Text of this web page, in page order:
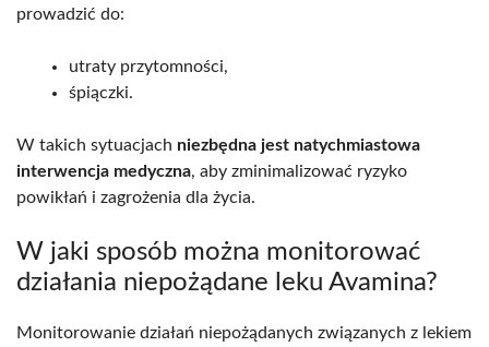
prowadzić do:
utraty przytomności,
śpiączki.
W takich sytuacjach niezbędna jest natychmiastowa
interwencja medyczna, aby zminimalizować ryzyko
powikłań i zagrożenia dla życia.
W jaki sposób można monitorować
działania niepożądane leku Avamina?
Monitorowanie działań niepożądanych związanych z lekiem